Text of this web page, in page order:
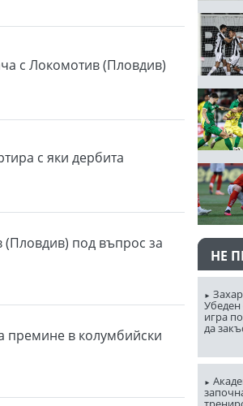
с Локомотив (Пловдив)
с яки дербита
под въпрос за
премине в колумбийски
НЕ
Убеден
игра
да